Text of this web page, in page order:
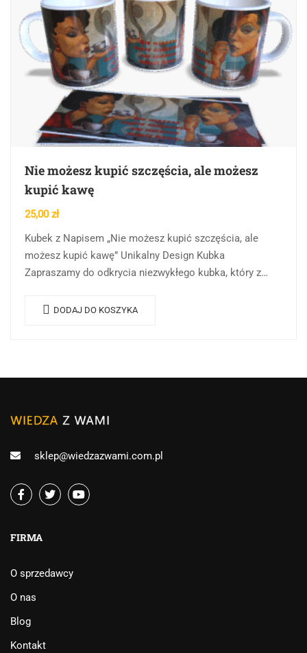
Nie możesz kupić szczęścia, ale możesz
kupić kawę
25,00zł
Kubek z Napisem „Nie możesz kupić szczęścia, ale
możesz kupić kawę” Unikalny Design Kubka
Zapraszamy do odkrycia niezwykłego kubka, który z
wzrok każdego…
DODAJ DO KOSZYKA
sklep@wiedzazwami.com.pl
FIRMA
O sprzedawcy
O nas
Blog
Kontakt